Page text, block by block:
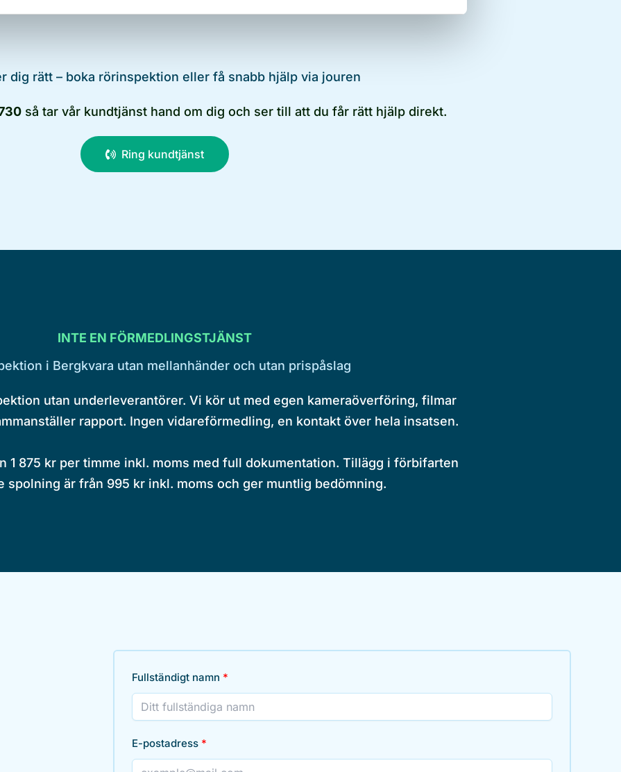
dig rätt – boka rörinspektion eller få snabb hjälp via jouren
så tar vår kundtjänst hand om dig och ser till att du får rätt hjälp direkt.
Ring kundtjänst
INTE EN FÖRMEDLINGSTJÄNST
i Bergkvara utan mellanhänder och utan prispåslag
utan underleverantörer. Vi kör ut med egen kameraöverföring, filmar
rapport. Ingen vidareförmedling, en kontakt över hela insatsen.
1 875 kr per timme inkl. moms med full dokumentation. Tillägg i förbifarten
spolning är från 995 kr inkl. moms och ger muntlig bedömning.
Fullständigt namn
E-postadress